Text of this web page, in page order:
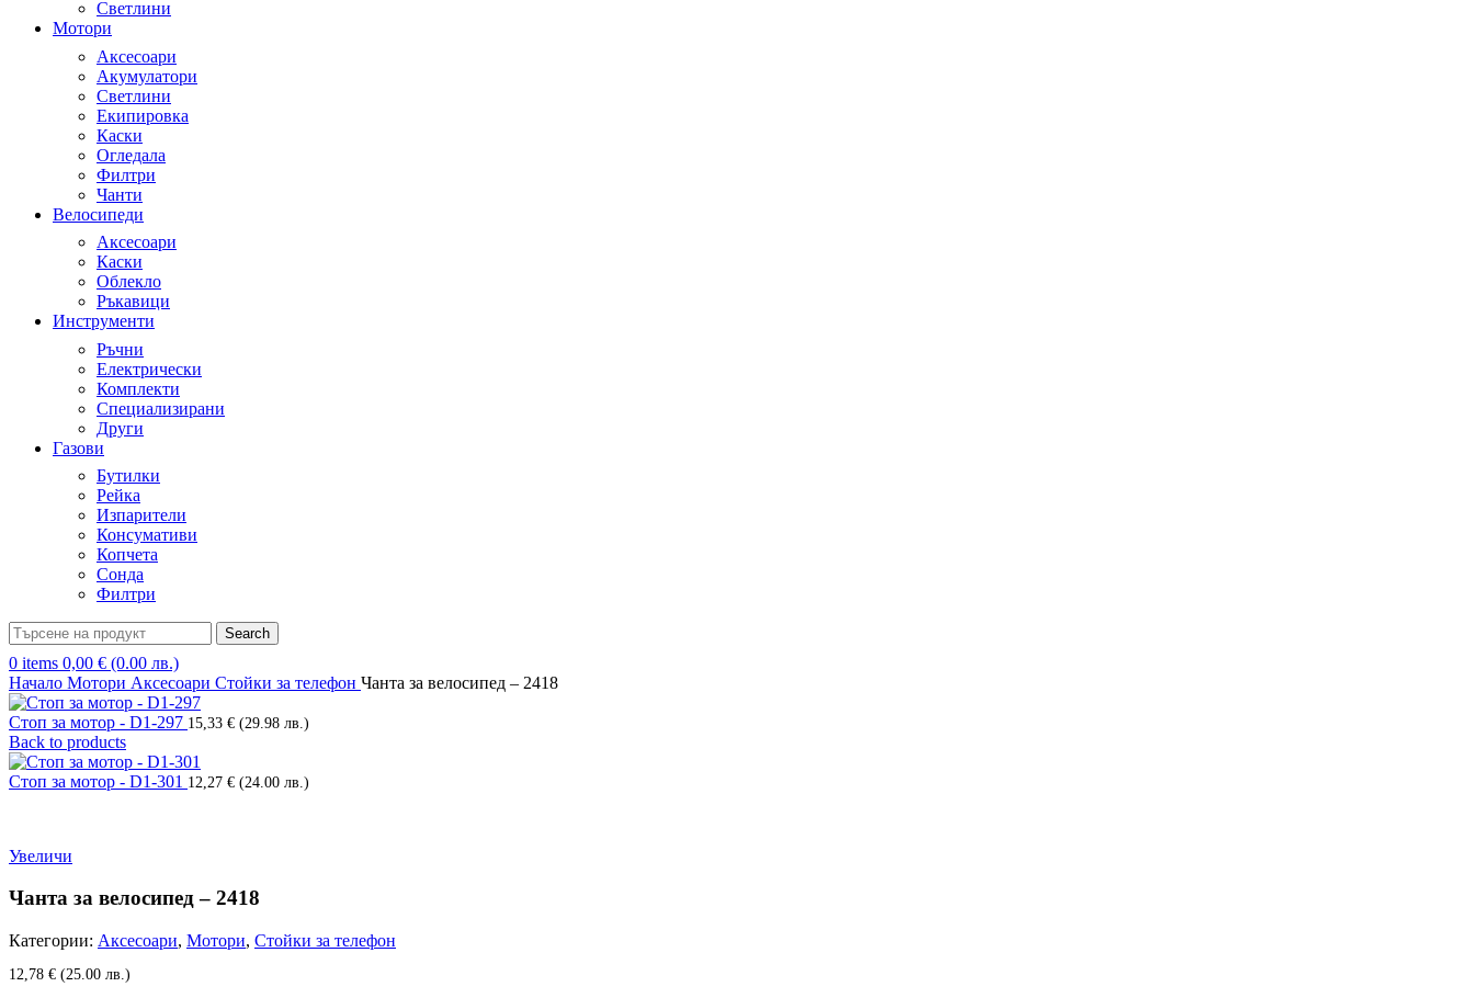
Светлини
Мотори
Аксесоари
Акумулатори
Светлини
Екипировка
Каски
Огледала
Филтри
Чанти
Велосипеди
Аксесоари
Каски
Облекло
Ръкавици
Инструменти
Ръчни
Електрически
Комплекти
Специализирани
Други
Газови
Бутилки
Рейка
Изпарители
Консумативи
Копчета
Сонда
Филтри
Search
0 items 0,00 € (0.00 лв.)
Начало Мотори Аксесоари Стойки за телефон Чанта за велосипед – 2418
Стоп за мотор - D1-297 15,33 € (29.98 лв.)
Back to products
Стоп за мотор - D1-301 12,27 € (24.00 лв.)
Увеличи
Чанта за велосипед – 2418
Категории: Аксесоари, Мотори, Стойки за телефон
12,78 € (25.00 лв.)